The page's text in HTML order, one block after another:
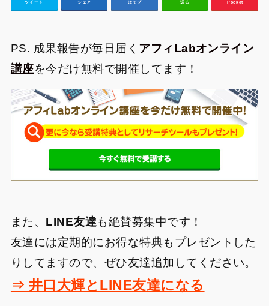
ツイート シェア はてブ 送る Pocket
PS. 成果報告が毎日届く アフィLabオンライン
講座を今だけ無料で開催してます！
また、 LINE友達も絶賛募集中です！
友達には定期的にお得な特典もプレゼントした
りしてますので、ぜひ友達追加してください。
⇒ 井口大輝とLINE友達になる